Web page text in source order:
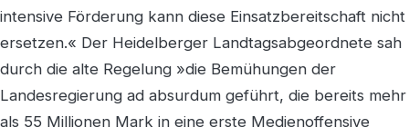
intensive Förderung kann diese Einsatzbereitschaft nicht
ersetzen.« Der Heidelberger Landtagsabgeordnete sah
durch die alte Regelung »die Bemühungen der
Landesregierung ad absurdum geführt, die bereits mehr
als 55 Millionen Mark in eine erste Medienoffensive